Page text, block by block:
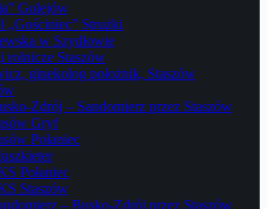
Golejów
„Gościniec” Strużki
w Szydłowie
rolnicze Staszów
ginekolog położnik, Staszów
Zdrój – Sandomierz przez Staszów
Gryf
Połaniec
Połaniec
Staszów
– Busko-Zdrój przez Staszów